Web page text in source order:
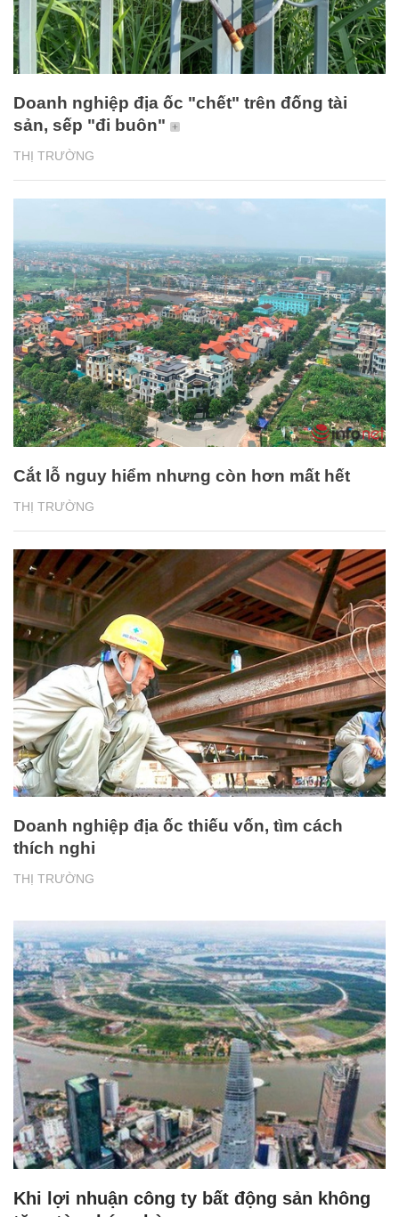
THỊ TRƯỜNG
Doanh nghiệp địa ốc "chết" trên đống tài
sản, sếp "đi buôn"
THỊ TRƯỜNG
Cắt lỗ nguy hiểm nhưng còn hơn mất hết
THỊ TRƯỜNG
Doanh nghiệp địa ốc thiếu vốn, tìm cách
thích nghi
Khi lợi nhuận công ty bất động sản không